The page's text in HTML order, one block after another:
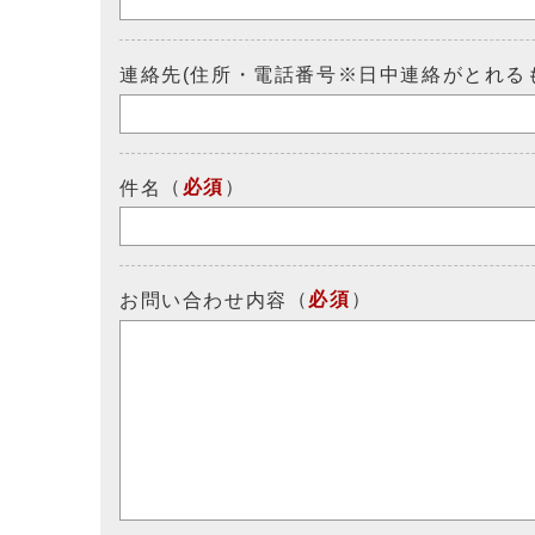
連絡先(住所・電話番号※日中連絡がとれる
件名 （ 必須 ）
お問い合わせ内容 （ 必須 ）